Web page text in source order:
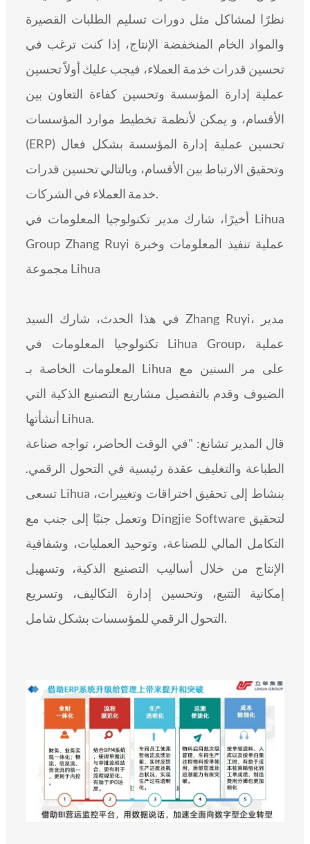
نظرًا لمشاكل مثل دورات تسليم الطلبات القصيرة
والمواد الخام المنخفضة الإنتاج، إذا كنت ترغب في
تحسين قدرات خدمة العملاء، فيجب عليك أولاً تحسين
عملية إدارة المؤسسة وتحسين كفاءة التعاون بين
الأقسام، و يمكن لأنظمة تخطيط موارد المؤسسات
(ERP) تحسين عملية إدارة المؤسسة بشكل فعال
وتحقيق الارتباط بين الأقسام، وبالتالي تحسين قدرات
خدمة العملاء في الشركات.
أخيرًا، شارك مدير تكنولوجيا المعلومات في Lihua
Group Zhang Ruyi عملية تنفيذ المعلومات وخبرة
مجموعة Lihua
في هذا الحدث، شارك السيد Zhang Ruyi، مدير
تكنولوجيا المعلومات في Lihua Group، عملية
المعلومات الخاصة بـ Lihua على مر السنين مع
الضيوف وقدم بالتفصيل مشاريع التصنيع الذكية التي
أنشأتها Lihua.
قال المدير تشانغ: "في الوقت الحاضر، تواجه صناعة
الطباعة والتغليف عقدة رئيسية في التحول الرقمي.
تسعى Lihua بنشاط إلى تحقيق اختراقات وتغييرات،
وتعمل جنبًا إلى جنب مع Dingjie Software لتحقيق
التكامل المالي للصناعة، وتوحيد العمليات، وشفافية
الإنتاج من خلال أساليب التصنيع الذكية، وتسهيل
إمكانية التتبع، وتحسين إدارة التكاليف، وتسريع
التحول الرقمي للمؤسسات بشكل شامل.